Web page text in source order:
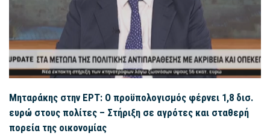
Μηταράκης στην ΕΡΤ: Ο προϋπολογισμός φέρνει 1,8 δισ.
ευρώ στους πολίτες – Στήριξη σε αγρότες και σταθερή
πορεία της οικονομίας